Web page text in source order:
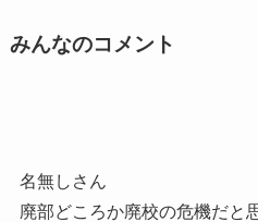
みんなのコメント
名無しさん
廃部どころか廃校の危機だと